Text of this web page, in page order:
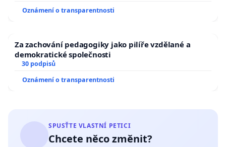
Oznámení o transparentnosti
Za zachování pedagogiky jako pilíře vzdělané a
demokratické společnosti
30 podpisů
Oznámení o transparentnosti
SPUSŤTE VLASTNÍ PETICI
Chcete něco změnit?